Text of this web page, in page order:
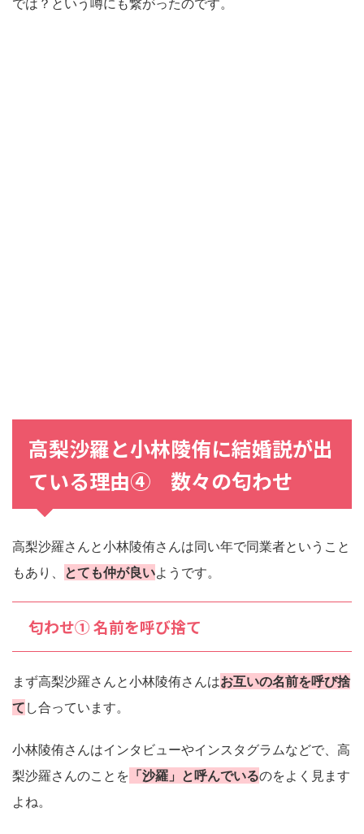
高梨沙羅と小林陵侑に結婚説が出
ている理由④ 数々の匂わせ
高梨沙羅さんと小林陵侑さんは同い年で同業者ということ
もあり、 とても仲が良いようです。
匂わせ① 名前を呼び捨て
まず高梨沙羅さんと小林陵侑さんはお互いの名前を呼び捨
て し合っています。
小林陵侑さんはインタビューやインスタグラムなどで、高
梨沙羅さんのことを 「沙羅」と呼んでいるのをよく見ます
よね。